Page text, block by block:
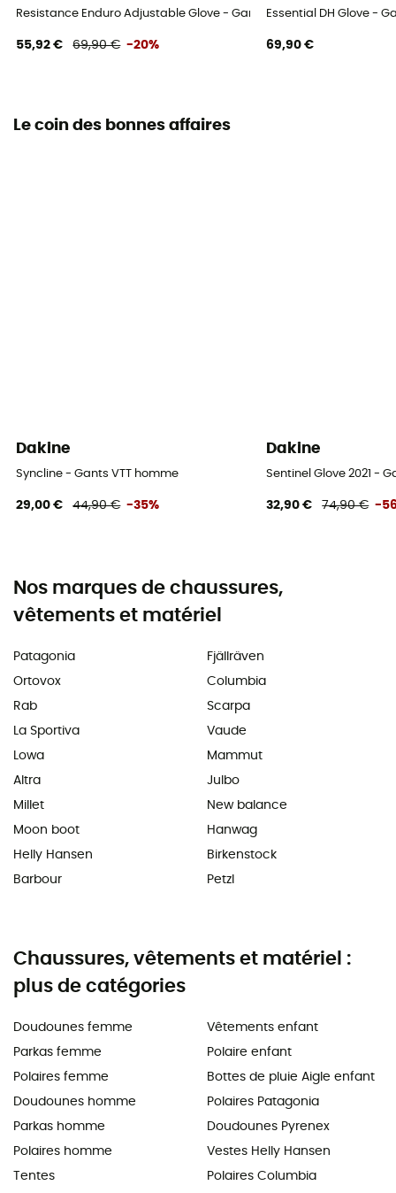
Resistance Enduro Adjustable Glove - Gants VTT
55,92 € 69,90 € -20%
Essential DH Glove -
69,90 €
Le coin des bonnes affaires
Dakine
Syncline - Gants VTT homme
29,00 € 44,90 € -35%
Dakine
Sentinel Glove 2021 -
32,90 € 74,90 € -
Nos marques de chaussures,
vêtements et matériel
Patagonia
Ortovox
Rab
La Sportiva
Lowa
Altra
Millet
Moon boot
Helly Hansen
Barbour
Fjällräven
Columbia
Scarpa
Vaude
Mammut
Julbo
New balance
Hanwag
Birkenstock
Petzl
Chaussures, vêtements et matériel :
plus de catégories
Doudounes femme
Parkas femme
Polaires femme
Doudounes homme
Parkas homme
Polaires homme
Tentes
Vêtements enfant
Polaire enfant
Bottes de pluie Aigle enfant
Polaires Patagonia
Doudounes Pyrenex
Vestes Helly Hansen
Polaires Columbia